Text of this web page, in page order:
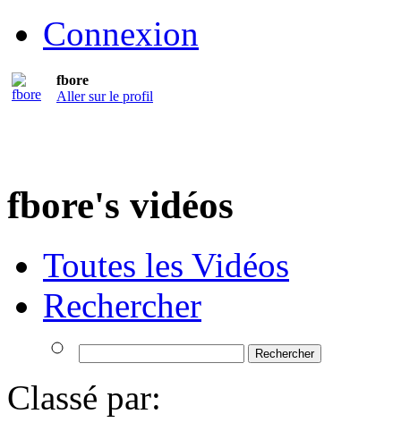
Connexion
fbore
Aller sur le profil
fbore's vidéos
Toutes les Vidéos
Rechercher
Classé par: